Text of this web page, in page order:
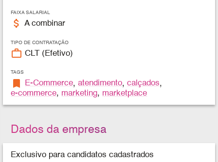
FAIXA SALARIAL
attach_money A combinar
TIPO DE CONTRATAÇÃO
work_outline CLT (Efetivo)
TAGS
bookmark E-Commerce,atendimento,calçados,
e-commerce, marketing, marketplace
Dados da empresa
Exclusivo para candidatos cadastrados